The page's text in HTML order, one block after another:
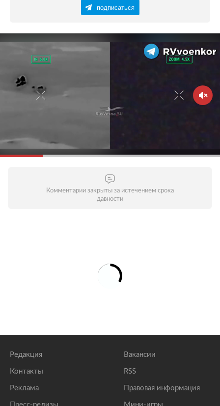
подписаться
Комментарии закрыты за истечением срока
давности
Редакция
Контакты
Реклама
Вакансии
RSS
Правовая информация